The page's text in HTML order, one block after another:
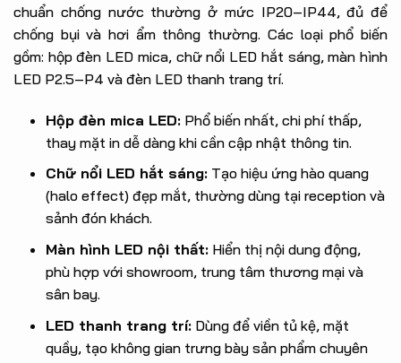
chuẩn chống nước thường ở mức IP20–IP44, đủ để
chống bụi và hơi ẩm thông thường. Các loại phổ biến
gồm: hộp đèn LED mica, chữ nổi LED hắt sáng, màn hình
LED P2.5–P4 và đèn LED thanh trang trí.
Hộp đèn mica LED:Phổ biến nhất, chi phí thấp,
thay mặt in dễ dàng khi cần cập nhật thông tin.
Chữ nổi LED hắt sáng:Tạo hiệu ứng hào quang
(halo effect) đẹp mắt, thường dùng tại reception và
sảnh đón khách.
Màn hình LED nội thất:Hiển thị nội dung động,
phù hợp với showroom, trung tâm thương mại và
sân bay.
LED thanh trang trí:Dùng để viền tủ kệ, mặt
quầy, tạo không gian trưng bày sản phẩm chuyên